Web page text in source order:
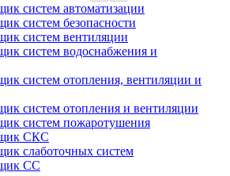
систем автоматизации
систем безопасности
систем вентиляции
систем водоснабжения и
систем отопления, вентиляции и
систем отопления и вентиляции
систем пожаротушения
СКС
слаботочных систем
СС